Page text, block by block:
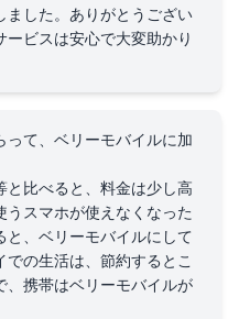
ました。ありがとうござい
ービスは安心で大変助かり
って、ベリーモバイルに加
と比べると、料金は少し高
うスマホが使えなくなった
と、ベリーモバイルにして
での生活は、節約するとこ
、携帯はベリーモバイルが